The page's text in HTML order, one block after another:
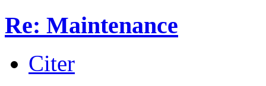
Re: Maintenance
Citer